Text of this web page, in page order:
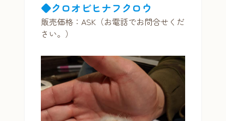
◆クロオビヒナフクロウ
販売価格：ASK（お電話でお問合せくだ
さい。）